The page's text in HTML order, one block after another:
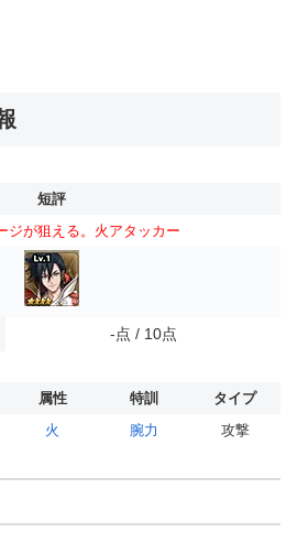
短評
ジが狙える。火アタッカー
-点 / 10点
属性 特訓
タイプ
火 腕力 攻撃